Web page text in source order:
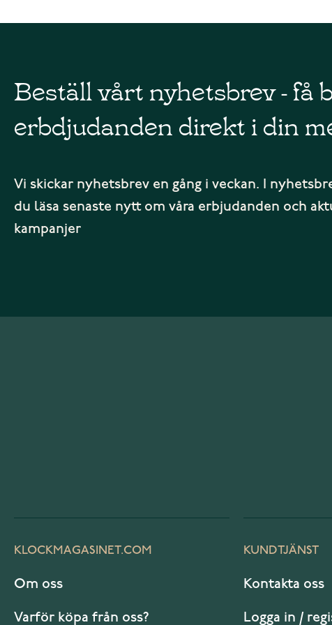
Beställ vårt nyhetsbrev - få
erbdjudanden direkt i din
Vi skickar nyhetsbrev en gång i veckan. I
du läsa senaste nytt om våra erbjudanden och
kampanjer
KLOCKMAGASINET.COM
Om oss
Varför köpa från oss?
KUNDTJÄNST
Kontakta oss
Logga in /